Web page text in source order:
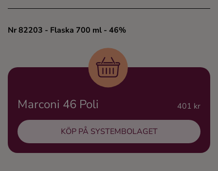
Ingredienser
Nr 82203 - Flaska 700 ml - 46%
Marconi 46 Poli 401 kr
KÖP PÅ SYSTEMBOLAGET